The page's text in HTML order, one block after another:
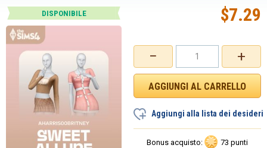
DISPONIBILE
+
−
$7.29
Aggiungi alla lista dei desideri
Bonus acquisto: 73 punti